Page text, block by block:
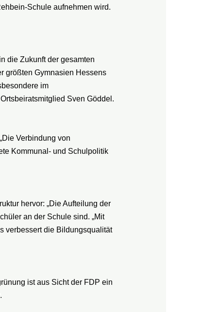
Schule aufnehmen wird.
die Zukunft der gesamten
größten Gymnasien Hessens
im
Sven Göddel.
Verbindung von
Kommunal- und Schulpolitik
hervor: „Die Aufteilung der
an der Schule sind. „Mit
verbessert die Bildungsqualität
ist aus Sicht der FDP ein